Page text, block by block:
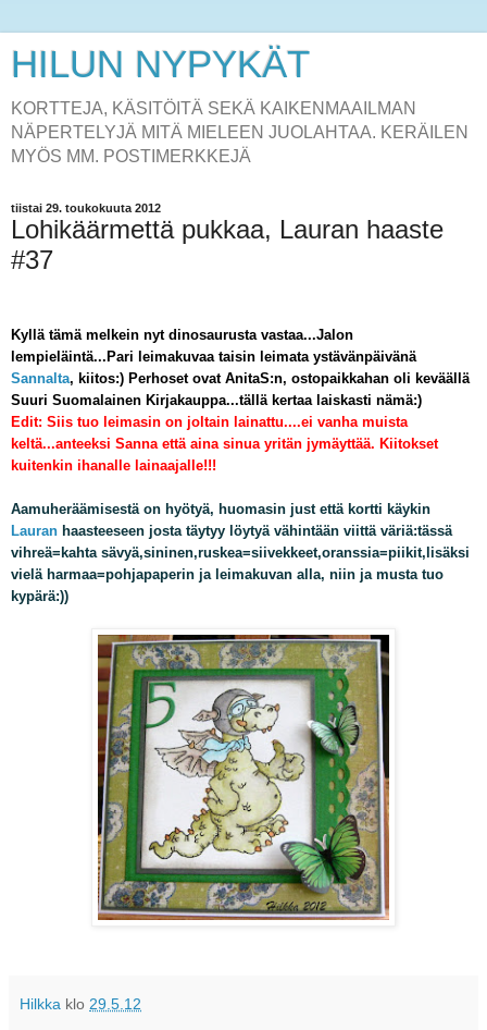
HILUN NYPYKÄT
KORTTEJA, KÄSITÖITÄ SEKÄ KAIKENMAAILMAN
NÄPERTELYJÄ MITÄ MIELEEN JUOLAHTAA. KERÄILEN
MYÖS MM. POSTIMERKKEJÄ
tiistai 29. toukokuuta 2012
Lohikäärmettä pukkaa, Lauran haaste
#37
Kyllä tämä melkein nyt dinosaurusta vastaa...Jalon
lempieläintä...Pari leimakuvaa taisin leimata ystävänpäivänä
Sannalta, kiitos:) Perhoset ovat AnitaS:n, ostopaikkahan oli keväällä
Suuri Suomalainen Kirjakauppa...tällä kertaa laiskasti nämä:)
Edit: Siis tuo leimasin on joltain lainattu....ei vanha muista
keltä...anteeksi Sanna että aina sinua yritän jymäyttää. Kiitokset
kuitenkin ihanalle lainaajalle!!!
Aamuheräämisestä on hyötyä, huomasin just että kortti käykin
Lauran haasteeseen josta täytyy löytyä vähintään viittä väriä:tässä
vihreä=kahta sävyä,sininen,ruskea=siivekkeet,oranssia=piikit,lisäksi
vielä harmaa=pohjapaperin ja leimakuvan alla, niin ja musta tuo
kypärä:))
Hilkka klo 29.5.12